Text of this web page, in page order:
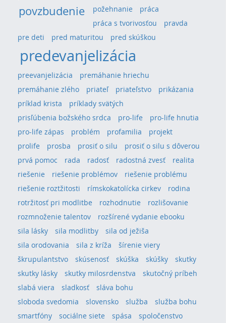
povzbudenie požehnanie
práca
práca s tvorivosťou
pravda
pre deti
pred maturitou pred skúškou
predevanjelizácia
preevanjelizácia
premáhanie hriechu
premáhanie zlého
priateľ priateľstvo
prikázania
príklad krista
príklady svätých
prisľúbenia božského srdca
pro-life
pro-life hnutia
pro-life zápas
problém profamilia
projekt
prolife
prosba prosiť o silu
prosiť o silu s dôverou
prvá pomoc
rada radosť radostná zvesť
realita
riešenie
riešenie problémov
riešenie problému
riešenie roztžitosti
rímskokatolícka cirkev
rodina
rotržitosť pri modlitbe
rozhodnutie
rozlišovanie
rozmnoženie talentov
rozšírené vydanie ebooku
sila lásky
sila modlitby
sila od ježiša
sila orodovania
sila z kríža
šírenie viery
škrupulantstvo
skúsenosť skúška skúšky
skutky
skutky lásky
skutky milosrdenstva
skutočný príbeh
slabá viera
sladkosť
sláva bohu
sloboda svedomia
slovensko služba
služba bohu
smartfóny
sociálne siete spása spoločenstvo